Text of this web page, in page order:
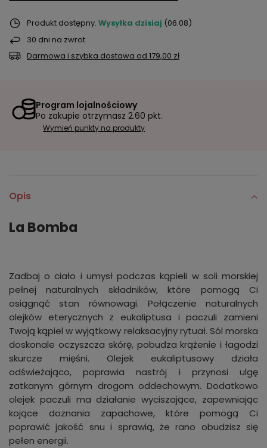
Produkt dostępny Wysyłka dzisiaj (06.08)
30 dni na zwrot
Darmowa i szybka dostawa od 179,00 zł
Program lojalnościowy
Po zakupie otrzymasz 2.60 pkt.
Wymień punkty na produkty
Opis
La Bomba
Zadbaj o ciało i umysł podczas kąpieli w soli morskiej
pełnej naturalnych składników, które pomogą Ci
osiągnąć stan równowagi. Połączenie naturalnych
olejków eterycznych z eukaliptusa i paczuli zamieni
Twoją kąpiel w wyjątkowy relaksacyjny rytuał. Sól morska
doskonale oczyszcza skórę, pobudza krążenie i łagodzi
skurcze mięśni. Olejek eukaliptusowy działa
odświeżająco, poprawia nastrój i przynosi ulgę
zatkanym górnym drogom oddechowym. Dodatkowo
olejek paczuli ma działanie wyciszające, zapewniając
kojące doznania zapachowe, które pomogą Ci
poprawić jakość snu i sprawią, że rano obudzisz się
pełen energii.